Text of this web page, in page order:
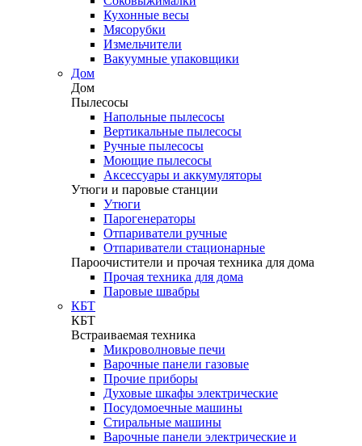
Кухонные весы
Мясорубки
Измельчители
Вакуумные упаковщики
Дом
Дом
Пылесосы
Напольные пылесосы
Вертикальные пылесосы
Ручные пылесосы
Моющие пылесосы
Аксессуары и аккумуляторы
Утюги и паровые станции
Утюги
Парогенераторы
Отпариватели ручные
Отпариватели стационарные
Пароочистители и прочая техника для дома
Прочая техника для дома
Паровые швабры
КБТ
КБТ
Встраиваемая техника
Микроволновые печи
Варочные панели газовые
Прочие приборы
Духовые шкафы электрические
Посудомоечные машины
Стиральные машины
Варочные панели электрические и